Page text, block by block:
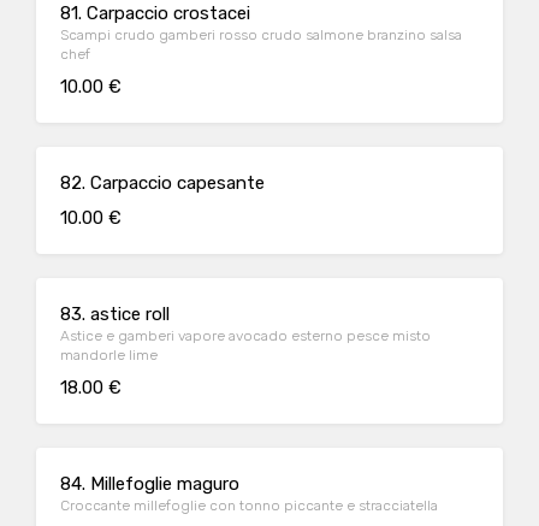
81. Carpaccio crostacei
Scampi crudo gamberi rosso crudo salmone branzino salsa
chef
10.00 €
82. Carpaccio capesante
10.00 €
83. astice roll
Astice e gamberi vapore avocado esterno pesce misto
mandorle lime
18.00 €
84. Millefoglie maguro
Croccante millefoglie con tonno piccante e stracciatella